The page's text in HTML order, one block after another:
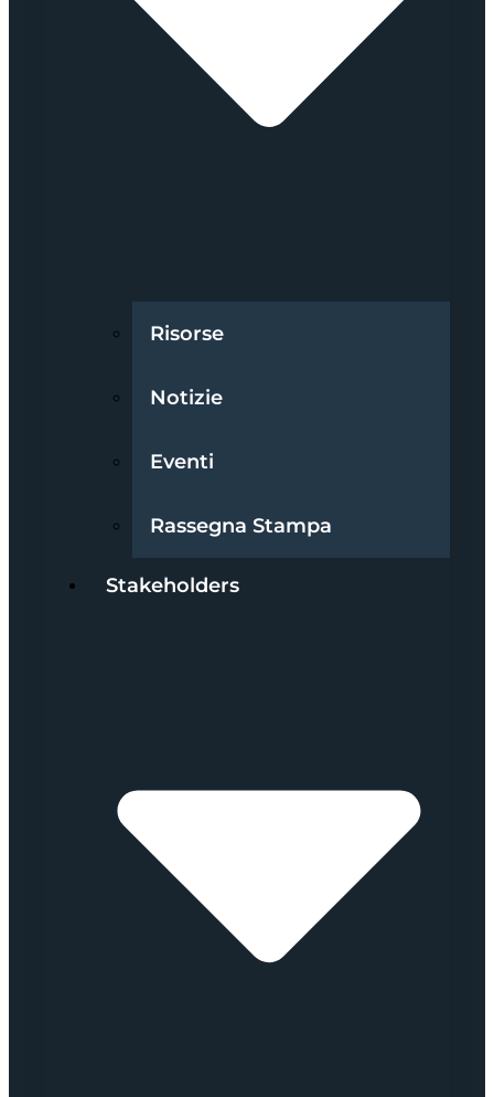
Risorse
Notizie
Eventi
Rassegna Stampa
Stakeholders